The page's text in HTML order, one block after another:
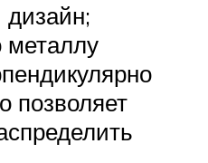
металлу
позволяет